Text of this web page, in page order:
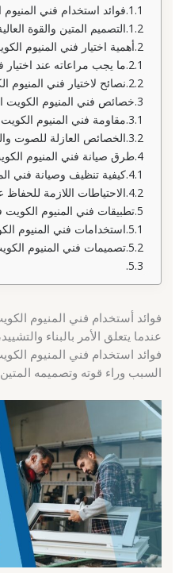
فوائد استخدام فني المنيوم
التصميم المتين والقوة
أهمية اختيار فني المنيوم
ما يجب مراعاته عند اختيار
نصائح لاختيار فني المنيوم
خصائص فني المنيوم الكويت
مقاومة فني المنيوم
الخصائص العازلة للصوت
طرق صيانة فني المنيوم
كيفية تنظيف وصيانة فني
الاحتياطات اللازمة
تطبيقات فني المنيوم الكويت
استخدامات فني المنيوم
تصميمات فني المنيوم
فوائد أستخدام فني المنيوم
عندما يتعلق الأمر بالبناء
فوائد استخدام فني المنيوم
السبب وراء قوته وتصميمه